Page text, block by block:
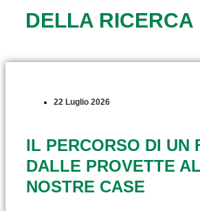
DELLA RICERCA
22 Luglio 2026
IL PERCORSO DI UN
DALLE PROVETTE
NOSTRE CASE